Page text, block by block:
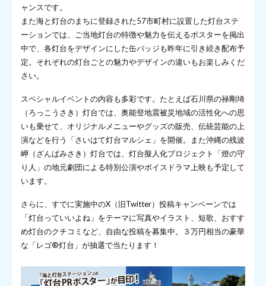
ャンスです。
また海と灯台のまちに登録された57市町村に設置した灯台ステ
ーションでは、ご当地灯台の特徴や魅力を伝えるポスターを掲出
中で、各灯台をデザインにした缶バッジも昨年に引き続き配布予
定。それぞれの灯台ごとの魅力やデザインの違いもお楽しみくだ
さい。
スペシャルイベントの内容も多彩です。たとえば石川県の禄剛埼
（ろっこうさき）灯台では、奥能登地震被災地域の活性化への思
いも乗せて、オリジナルメニューやグッズの販売、伝統芸能の上
演などを行う「さいはて灯台マルシェ」を開催。また沖縄の残波
岬（ざんぱみさき）灯台では、灯台擬人化プロジェクト「燈の守
り人」の地元劇団による特別公演やボイスドラマ上映も予定して
います。
さらに、すでに実施中のX（旧Twitter）投稿キャンペーンでは
「灯台っていいよね」をテーマに写真やイラスト、短歌、おすす
め灯台のクチコミなど、自由な投稿を募集中。３万円相当の豪華
な「レゴ®️灯台」が抽選で当たります！